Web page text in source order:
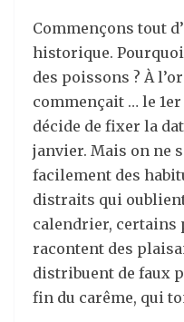
Commençons tout
historique.
des poissons ? À
commençait … le 1er
décide de fixer la
janvier. Mais on ne
facilement des
distraits qui
calendrier, certains
racontent des
distribuent de faux
fin du carême, qui